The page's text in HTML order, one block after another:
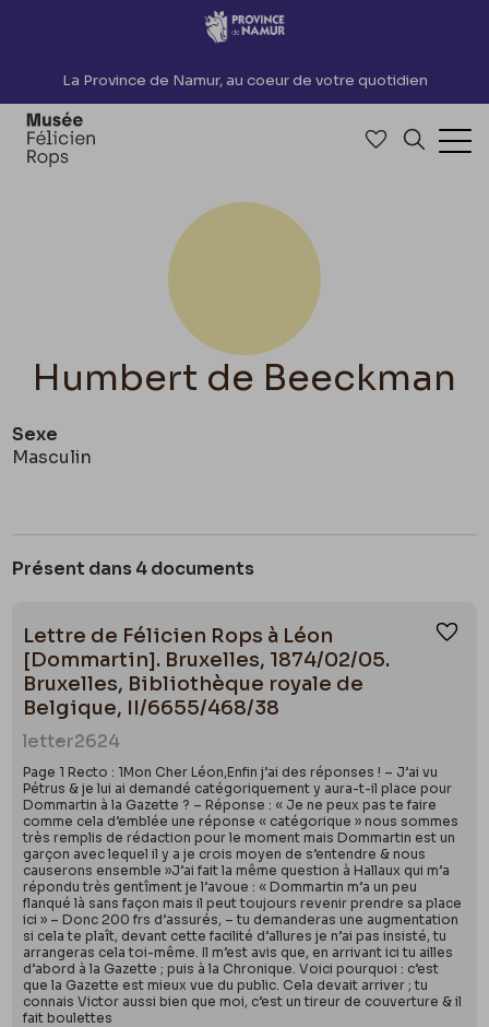
Accèder directement au contenu
La Province de Namur, au coeur de votre quotidien
Accéder à
Humbert de Beeckman
Sexe
Masculin
Présent dans 4 documents
Lettre de Félicien Rops à Léon
[Dommartin]. Bruxelles, 1874/02/05.
Bruxelles, Bibliothèque royale de
Belgique, II/6655/468/38
letter2624
Page 1 Recto : 1Mon Cher Léon,Enfin j’ai des réponses ! – J’ai vu
Pétrus & je lui ai demandé catégoriquement y aura-t-il place pour
Dommartin à la Gazette ? – Réponse : « Je ne peux pas te faire
comme cela d’emblée une réponse « catégorique » nous sommes
très remplis de rédaction pour le moment mais Dommartin est un
garçon avec lequel il y a je crois moyen de s’entendre & nous
causerons ensemble »J’ai fait la même question à Hallaux qui m’a
répondu très gentîment je l’avoue : « Dommartin m’a un peu
flanqué là sans façon mais il peut toujours revenir prendre sa place
ici » – Donc 200 frs d’assurés, – tu demanderas une augmentation
si cela te plaît, devant cette facilité d’allures je n’ai pas insisté, tu
arrangeras cela toi-même. Il m’est avis que, en arrivant ici tu ailles
d’abord à la Gazette ; puis à la Chronique. Voici pourquoi : c’est
que la Gazette est mieux vue du public. Cela devait arriver ; tu
connais Victor aussi bien que moi, c’est un tireur de couverture & il
fait boulettes